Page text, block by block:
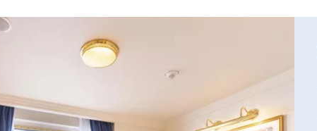
MS Thurgau Chopin
Facebook